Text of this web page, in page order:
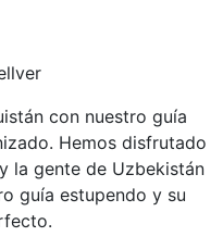
con nuestro guía
Hemos disfrutado
la gente de Uzbekistán
guía estupendo y su